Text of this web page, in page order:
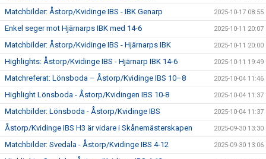
Matchbilder: Åstorp/Kvidinge IBS - IBK Genarp 2025-10-17 08:55
Enkel seger mot Hjärnarps IBK med 14-6 2025-10-11 20:07
Matchbilder: Åstorp/Kvidinge IBS - Hjärnarps IBK 2025-10-11 20:00
Highlights: Åstorp/Kvidinge IBS - Hjärnarp IBK 14-6 2025-10-11 19:49
Matchreferat: Lönsboda – Åstorp/Kvidinge IBS 10–8 2025-10-04 11:46
Highlight Lönsboda - Åstorp/Kvidingen IBS 10-8 2025-10-04 11:37
Matchbilder: Lönsboda - Åstorp/Kvidinge IBS 2025-10-04 11:37
Åstorp/Kvidinge IBS H3 är vidare i Skånemästerskapen 2025-09-30 13:30
Matchbilder: Svedala - Åstorp/Kvidinge IBS 4-12 2025-09-30 13:06